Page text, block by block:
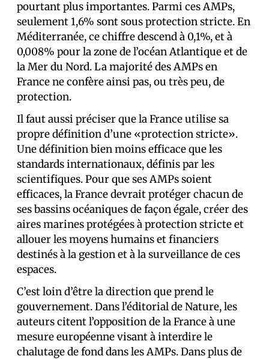
pourtant plus importantes. Parmi ces AMPs,
seulement 1,6% sont sous protection stricte. En
Méditerranée, ce chiffre descend à 0,1%, et à
0,008% pour la zone de l’océan Atlantique et de
la Mer du Nord. La majorité des AMPs en
France ne confère ainsi pas, ou très peu, de
protection.
Il faut aussi préciser que la France utilise sa
propre définition d’une «protection stricte».
Une définition bien moins efficace que les
standards internationaux, définis par les
scientifiques. Pour que ses AMPs soient
efficaces, la France devrait protéger chacun de
ses bassins océaniques de façon égale, créer des
aires marines protégées à protection stricte et
allouer les moyens humains et financiers
destinés à la gestion et à la surveillance de ces
espaces.
C’est loin d’être la direction que prend le
gouvernement. Dans l’éditorial de Nature, les
auteurs citent l’opposition de la France à une
mesure européenne visant à interdire le
chalutage de fond dans les AMPs. Dans plus de